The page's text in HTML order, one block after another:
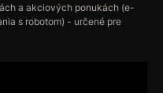
a akciových ponukách (e-
s robotom) - určené pre